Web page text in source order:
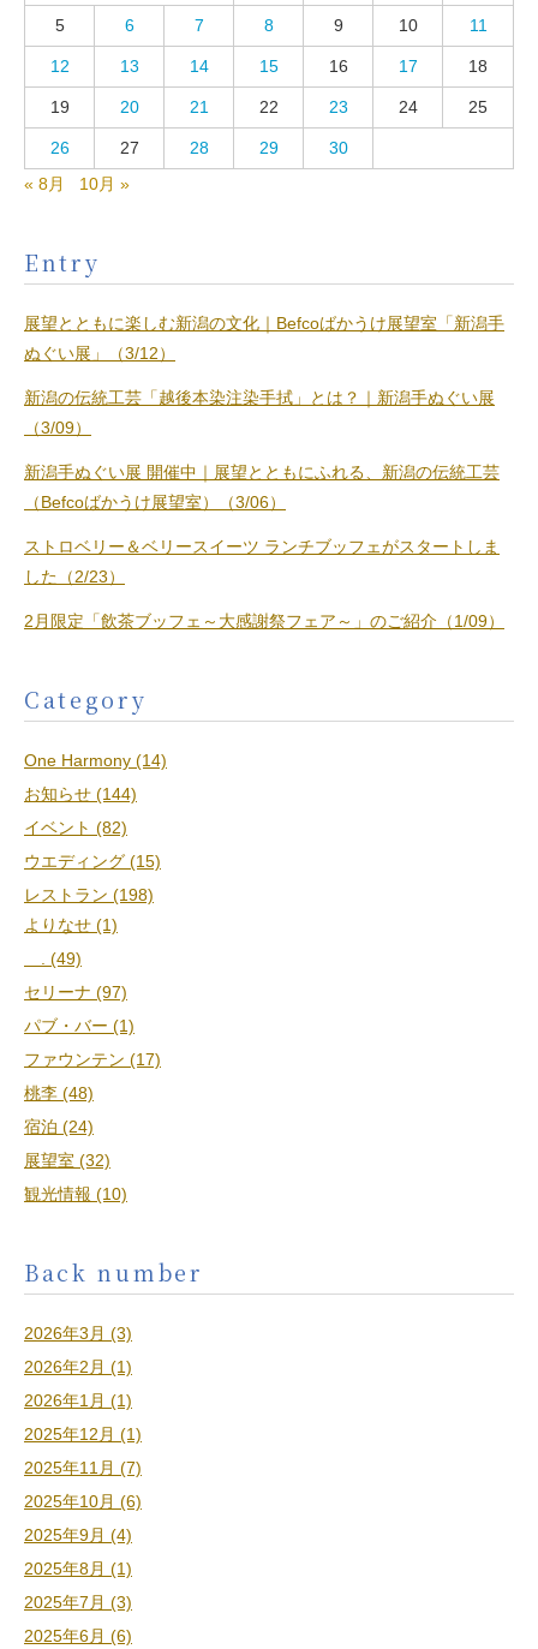
5 6 7 8 9 10 11
12 13 14 15 16 17 18
19 20 21 22 23 24 25
26 27 28 29
30
« 8月
10月 »
Entry
展望とともに楽しむ新潟の文化｜Befcoばかうけ展望室「新潟手
ぬぐい展」（3/12）
新潟の伝統工芸「越後本染注染手拭」とは？｜新潟手ぬぐい展
（3/09）
新潟手ぬぐい展 開催中｜展望とともにふれる、新潟の伝統工芸
（Befcoばかうけ展望室）（3/06）
ストロベリー＆ベリースイーツ ランチブッフェがスタートしま
した（2/23）
2月限定「飲茶ブッフェ～大感謝祭フェア～」のご紹介（1/09）
Category
One Harmony (14)
お知らせ (144)
イベント (82)
ウエディング (15)
レストラン (198)
よりなせ (1)
. (49)
セリーナ (97)
パブ・バー (1)
ファウンテン (17)
桃李 (48)
宿泊 (24)
展望室 (32)
観光情報 (10)
Back number
2026年3月 (3)
2026年2月 (1)
2026年1月 (1)
2025年12月 (1)
2025年11月 (7)
2025年10月 (6)
2025年9月 (4)
2025年8月 (1)
2025年7月 (3)
2025年6月 (6)